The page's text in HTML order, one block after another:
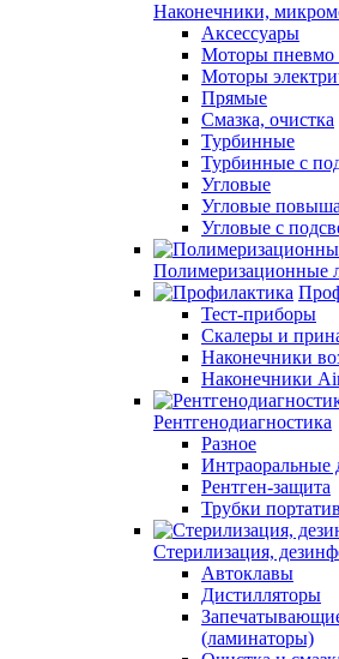
Наконечники,
Аксессуары
Моторы пневмо
Моторы
Прямые
Смазка, очистка
Турбинные
Турбинные с
Угловые
Угловые
Угловые с
Полимеризационные
Тест-приборы
Скалеры и
Наконечники
Наконечники
Рентгенодиагностика
Разное
Интраоральные
Рентген-защита
Трубки
Стерилизация,
Автоклавы
Дистилляторы
(ламинаторы)